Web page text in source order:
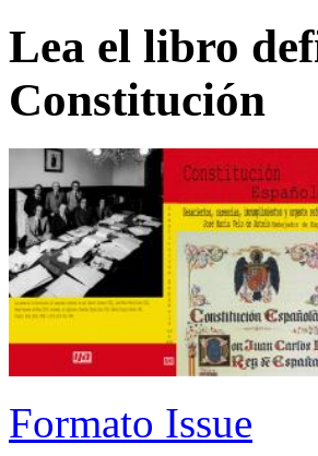
Lea el libro
Constitución
Formato Issue